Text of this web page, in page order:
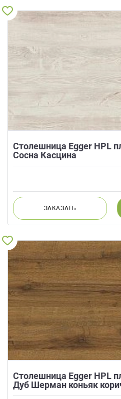
Столешница Egger HPL
Сосна Касцина
ЗАКАЗАТЬ
Столешница Egger HPL
Дуб Шерман коньяк